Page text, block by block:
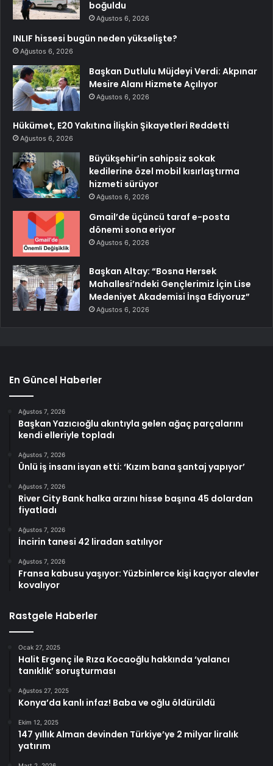
boğuldu
Ağustos 6, 2026
INLIF hissesi bugün neden yükselişte?
Ağustos 6, 2026
Başkan Dutlulu Müjdeyi Verdi: Akpınar
Mesire Alanı Hizmete Açılıyor
Ağustos 6, 2026
Hükümet, E20 Yakıtına İlişkin Şikayetleri Reddetti
Ağustos 6, 2026
Büyükşehir’in sahipsiz sokak
kedilerine özel mobil kısırlaştırma
hizmeti sürüyor
Ağustos 6, 2026
Gmail’de üçüncü taraf e-posta
dönemi sona eriyor
Ağustos 6, 2026
Başkan Altay: “Bosna Hersek
Mahallesi’ndeki Gençlerimiz İçin Lise
Medeniyet Akademisi İnşa Ediyoruz”
Ağustos 6, 2026
En Güncel Haberler
Ağustos 7, 2026
Başkan Yazıcıoğlu akıntıyla gelen ağaç parçalarını
kendi elleriyle topladı
Ağustos 7, 2026
Ünlü iş insanı isyan etti: ‘Kızım bana şantaj yapıyor’
Ağustos 7, 2026
River City Bank halka arzını hisse başına 45 dolardan
fiyatladı
Ağustos 7, 2026
İncirin tanesi 42 liradan satılıyor
Ağustos 7, 2026
Fransa kabusu yaşıyor: Yüzbinlerce kişi kaçıyor alevler
kovalıyor
Rastgele Haberler
Ocak 27, 2025
Halit Ergenç ile Rıza Kocaoğlu hakkında ‘yalancı
tanıklık’ soruşturması
Ağustos 27, 2025
Konya’da kanlı infaz! Baba ve oğlu öldürüldü
Ekim 12, 2025
147 yıllık Alman devinden Türkiye’ye 2 milyar liralık
yatırım